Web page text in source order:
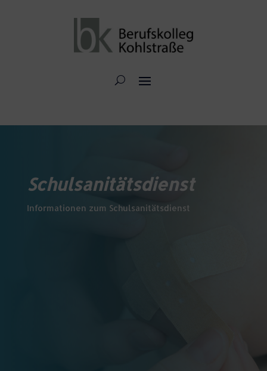
Schulsanitätsdienst
Informationen zum Schulsanitätsdienst